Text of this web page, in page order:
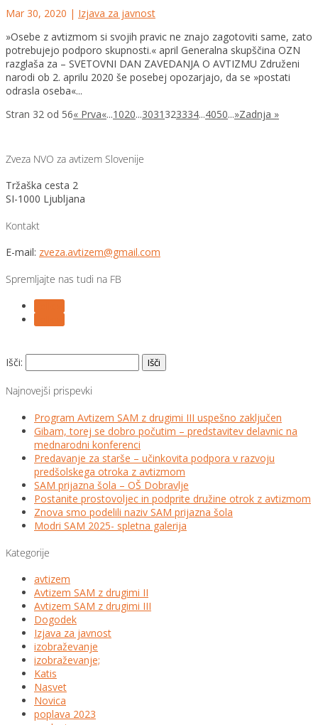
Mar 30, 2020 | Izjava za javnost
»Osebe z avtizmom si svojih pravic ne znajo zagotoviti same, zato
potrebujejo podporo skupnosti.« april Generalna skupščina OZN
razglaša za – SVETOVNI DAN ZAVEDANJA O AVTIZMU Združeni
narodi ob 2. aprilu 2020 še posebej opozarjajo, da se »postati
odrasla oseba«...
Stran 32 od 56« Prva«...1020...3031 323334...4050...»Zadnja »
Zveza NVO za avtizem Slovenije
Tržaška cesta 2
SI-1000 Ljubljana
Kontakt
E-mail: zveza.avtizem@gmail.com
Spremljajte nas tudi na FB
Išči:
Najnovejši prispevki
Program Avtizem SAM z drugimi III uspešno zaključen
Gibam, torej se dobro počutim – predstavitev delavnic na
mednarodni konferenci
Predavanje za starše – učinkovita podpora v razvoju
predšolskega otroka z avtizmom
SAM prijazna šola – OŠ Dobravlje
Postanite prostovoljec in podprite družine otrok z avtizmom
Znova smo podelili naziv SAM prijazna šola
Modri SAM 2025- spletna galerija
Kategorije
avtizem
Avtizem SAM z drugimi II
Avtizem SAM z drugimi III
Dogodek
Izjava za javnost
izobraževanje
izobraževanje;
Katis
Nasvet
Novica
poplava 2023